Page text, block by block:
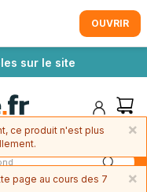
sur le site
OUVRIR
×
ce produit n'est plus
×
page au cours des 7